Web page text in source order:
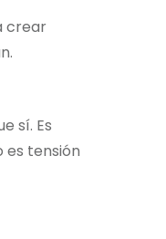
crear
sí. Es
es tensión